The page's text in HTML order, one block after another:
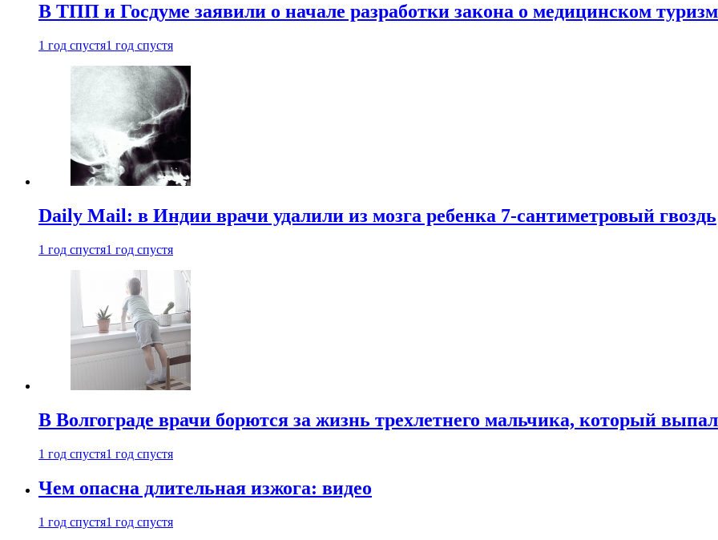
В ТПП и Госдуме заявили о начале разработки закона о медицинском
1 год спустя1 год спустя
Daily Mail: в Индии врачи удалили из мозга ребенка 7-сантиметровый гвоздь
1 год спустя1 год спустя
В Волгограде врачи борются за жизнь трехлетнего мальчика, который
1 год спустя1 год спустя
Чем опасна длительная изжога: видео
1 год спустя1 год спустя